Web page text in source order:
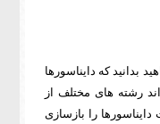
بدانید که دایناسورها
رشته های مختلف از
را بازسازی